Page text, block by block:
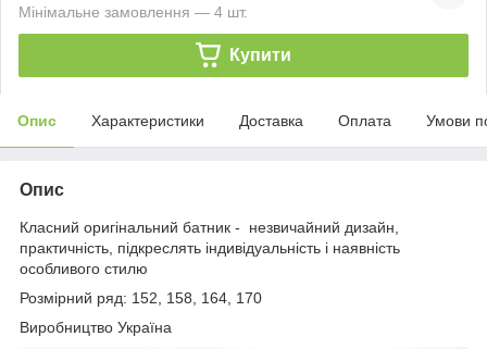
Мінімальне замовлення — 4 шт.
Купити
Опис Характеристики Доставка Оплата Умови
Опис
Класний оригінальний батник - незвичайний дизайн,
практичність, підкреслять індивідуальність і наявність
особливого стилю
Розмірний ряд: 152, 158, 164, 170
Виробництво Україна